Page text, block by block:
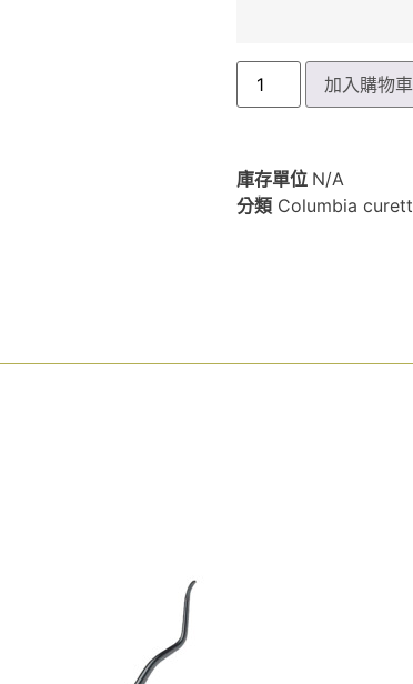
加入購物車
庫存單位 N/A
分類 Columbia